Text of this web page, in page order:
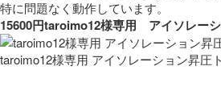
15600円taroimo12様専用　アイソレー
taroimo12様専用 アイソレーション昇圧